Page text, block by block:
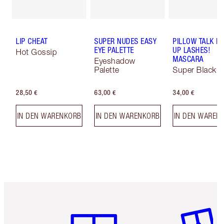
LIP CHEAT
Hot Gossip
28,50 €
IN DEN WARENKORB
SUPER NUDES EASY
EYE PALETTE
Eyeshadow
Palette
63,00 €
IN DEN WARENKORB
PILLOW TALK
UP LASHES!
MASCARA
Super Black
34,00 €
IN DEN